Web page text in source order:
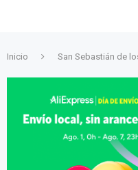
Sopa de
Inicio San Sebastián de